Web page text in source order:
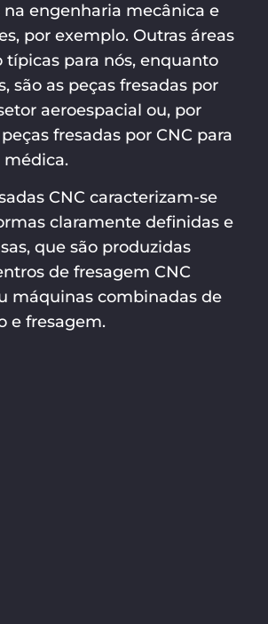
engenharia mecânica e
por exemplo. Outras áreas
típicas para nós, enquanto
são as peças fresadas por
aeroespacial ou, por
fresadas por CNC para
médica.
CNC caracterizam-se
claramente definidas e
que são produzidas
de fresagem CNC
máquinas combinadas de
e fresagem.